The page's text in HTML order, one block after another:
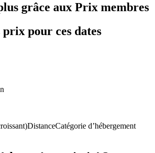
grâce aux Prix membres
prix pour ces dates
DistanceCatégorie d’hébergement